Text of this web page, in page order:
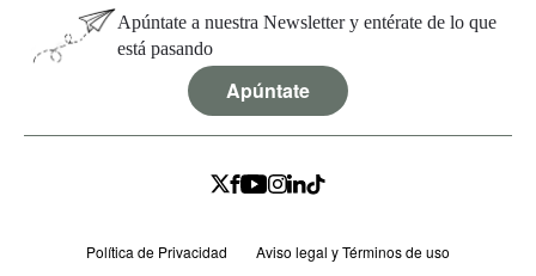
Apúntate a nuestra Newsletter y entérate de lo que
está pasando
Apúntate
Política de Privacidad
Aviso legal y Términos de uso